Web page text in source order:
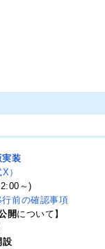
実装
）
～)
前の確認事項
開について】
設